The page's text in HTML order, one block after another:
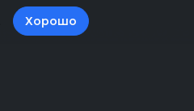
Хорошо